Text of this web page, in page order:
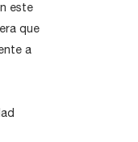
este
que
a